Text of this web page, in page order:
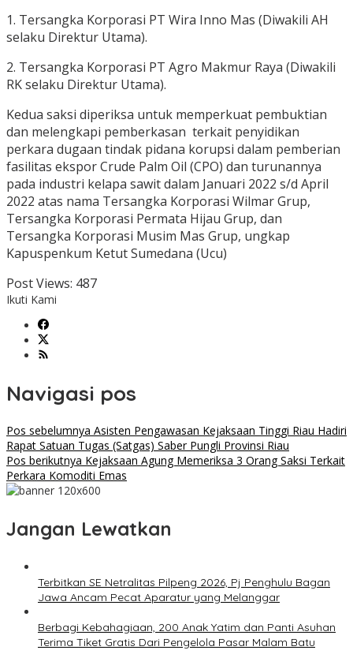
1. Tersangka Korporasi PT Wira Inno Mas (Diwakili AH
selaku Direktur Utama).
2. Tersangka Korporasi PT Agro Makmur Raya (Diwakili
RK selaku Direktur Utama).
Kedua saksi diperiksa untuk memperkuat pembuktian
dan melengkapi pemberkasan terkait penyidikan
perkara dugaan tindak pidana korupsi dalam pemberian
fasilitas ekspor Crude Palm Oil (CPO) dan turunannya
pada industri kelapa sawit dalam Januari 2022 s/d April
2022 atas nama Tersangka Korporasi Wilmar Grup,
Tersangka Korporasi Permata Hijau Grup, dan
Tersangka Korporasi Musim Mas Grup, ungkap
Kapuspenkum Ketut Sumedana (Ucu)
Post Views: 487
Ikuti Kami
Navigasi pos
Pos sebelumnya Asisten Pengawasan Kejaksaan Tinggi Riau Hadiri
Rapat Satuan Tugas (Satgas) Saber Pungli Provinsi Riau
Pos berikutnya Kejaksaan Agung Memeriksa 3 Orang Saksi Terkait
Perkara Komoditi Emas
Jangan Lewatkan
Terbitkan SE Netralitas Pilpeng 2026, Pj Penghulu Bagan
Jawa Ancam Pecat Aparatur yang Melanggar
Berbagi Kebahagiaan, 200 Anak Yatim dan Panti Asuhan
Terima Tiket Gratis Dari Pengelola Pasar Malam Batu